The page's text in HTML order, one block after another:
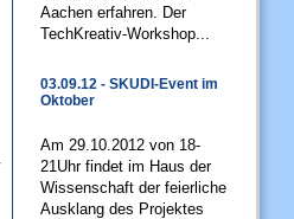
Aachen erfahren. Der
TechKreativ-Workshop...
03.09.12 - SKUDI-Event im
Oktober
Am 29.10.2012 von 18-
21Uhr findet im Haus der
Wissenschaft der feierliche
Ausklang des Projektes